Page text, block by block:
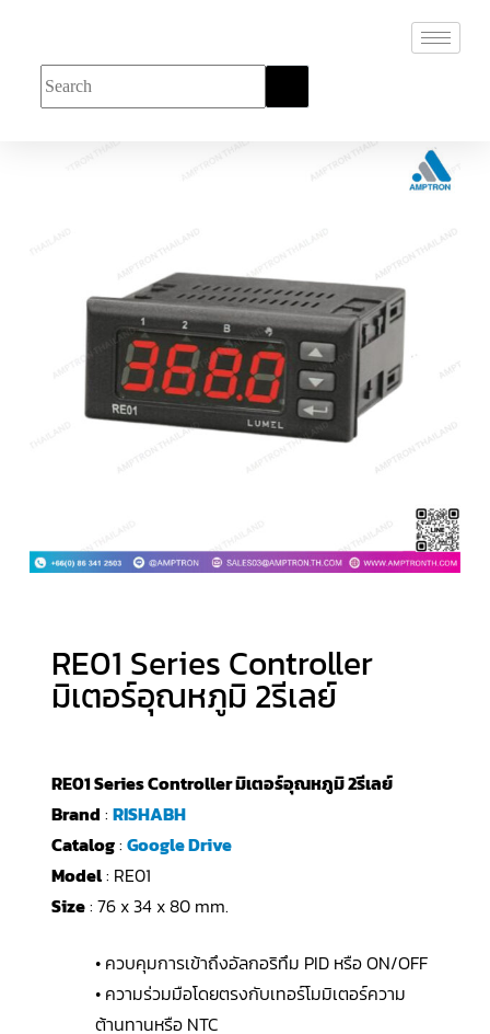
RE01 Series Controller
มิเตอร์อุณหภูมิ 2รีเลย์
RE01 Series Controller มิเตอร์อุณหภูมิ 2รีเลย์
Brand : RISHABH
Catalog: Google Drive
Model: RE01
Size: 76 x 34 x 80 mm.
• ควบคุมการเข้าถึงอัลกอริทึม PID หรือ ON/OFF
• ความร่วมมือโดยตรงกับเทอร์โมมิเตอร์ความ
ต้านทานหรือ NTC